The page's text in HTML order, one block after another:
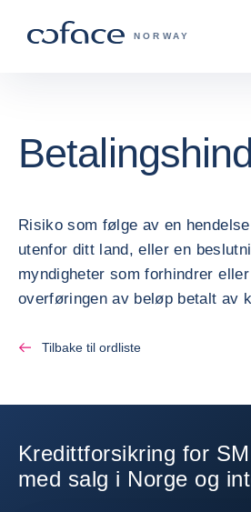
COFACE FOR
NORWAY
Tilbake til hjemmesiden
Risiko som følge av en
utenfor ditt land, eller en
myndigheter som forhindrer
overføringen av beløp betalt av
Tilbake til ordliste
Kredittforsikring for
med salg i Norge og